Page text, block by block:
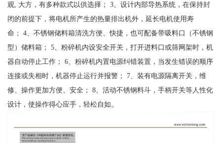
观, 大方，有多种款式以供选择； 3、设计内部导热系统，在保持封
闭的前提下，将电机所产生的热量排出机外，延长电机使用寿
命； 4、不锈钢储料箱清洗方便、快捷，也可配备带吸料口（不锈钢
型）储料箱； 5、粉碎机内设安全开关，打开进料口或筛网架时，机
器自动停止工作； 6、粉碎机内置电源纠错装置，当发生错误的顺序
连接或失相时，机器停止运行并报警； 7、装有电源隔离开关，维
修、操作更加方便、安全； 8、活动不锈钢料斗，手柄开关等人性化
设计，使操作得心应手，轻松自如。